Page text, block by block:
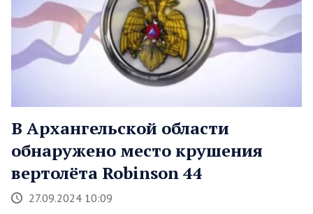
В Архангельской области
обнаружено место крушения
вертолёта Robinson 44
27.09.2024 10:09